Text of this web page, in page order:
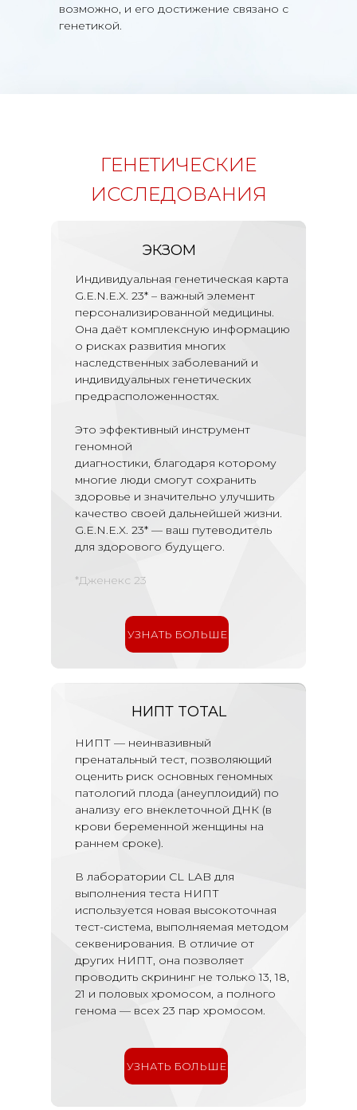
ул. Московская 96, ул. Северная 357
ул. Московская 96, ул. Северная 357
возможно, и его достижение связано с
генетикой.
ГЕНЕТИЧЕСКИЕ
ИССЛЕДОВАНИЯ
НИПТ TOTAL
НИПТ — неинвазивный
пренатальный тест, позволяющий
оценить риск основных геномных
патологий плода (анеуплоидий) по
анализу его внеклеточной ДНК (в
крови беременной женщины на
раннем сроке).
В лаборатории CL LAB для
выполнения теста НИПТ
используется новая высокоточная
тест-система, выполняемая методом
секвенирования. В отличие от
других НИПТ, она позволяет
проводить скрининг не только 13, 18,
21 и половых хромосом, а полного
генома — всех 23 пар хромосом.
УЗНАТЬ БОЛЬШЕ
ЭКЗОМ
Индивидуальная генетическая карта
G.E.N.E.X. 23* – важный элемент
персонализированной медицины.
Она даёт комплексную информацию
о рисках развития многих
наследственных заболеваний и
индивидуальных генетических
предрасположенностях.
Это эффективный инструмент
геномной
диагностики, благодаря которому
многие люди смогут сохранить
здоровье и значительно улучшить
качество своей дальнейшей жизни.
G.E.N.E.X. 23* — ваш путеводитель
для здорового будущего.
*Дженекс 23
УЗНАТЬ БОЛЬШЕ